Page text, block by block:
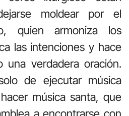
moldear por el
quien armoniza los
las intenciones y hace
una verdadera oración.
de ejecutar música
música santa, que